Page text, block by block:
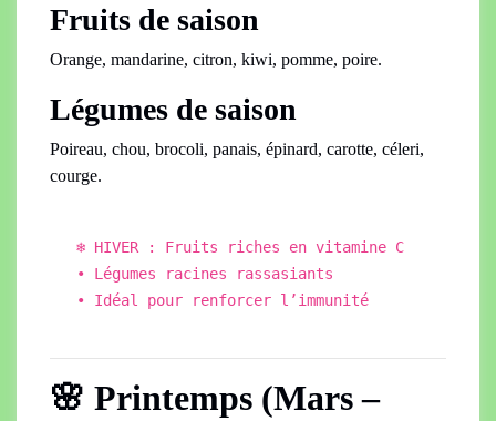
Fruits de saison
Orange, mandarine, citron, kiwi, pomme, poire.
Légumes de saison
Poireau, chou, brocoli, panais, épinard, carotte, céleri,
courge.
❄️ HIVER : Fruits riches en vitamine C
• L égumes racines
rassasiants
• Idéal pour renforcer l ’immunité
🌸 Printemps (Mars –